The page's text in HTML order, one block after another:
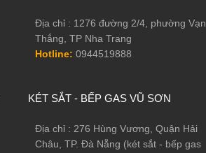
Địa chỉ : 1276 đường 2/4, phường Vạn
Thắng, TP Nha Trang
Hotline: 0944519888
KÉT SẮT - BẾP GAS VŨ SƠN
Địa chỉ : 276 Hùng Vương, Quận Hải
Châu, TP. Đà Nẵng (két sắt - bếp gas